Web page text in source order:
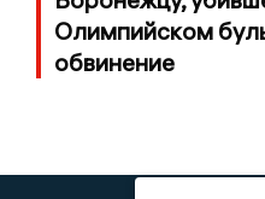
Олимпийском
обвинение